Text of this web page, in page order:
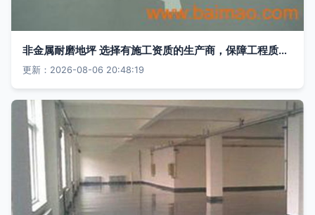
非金属耐磨地坪 选择有施工资质的生产商，保障工程质量与性价比
更新：2026-08-06 20:48:19